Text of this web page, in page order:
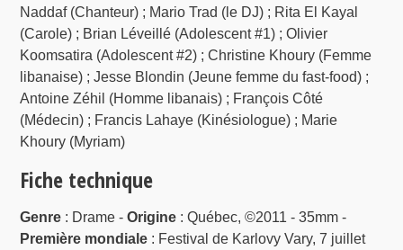
Naddaf (Chanteur) ; Mario Trad (le DJ) ; Rita El Kayal
(Carole) ; Brian Léveillé (Adolescent #1) ; Olivier
Koomsatira (Adolescent #2) ; Christine Khoury (Femme
libanaise) ; Jesse Blondin (Jeune femme du fast-food) ;
Antoine Zéhil (Homme libanais) ; François Côté
(Médecin) ; Francis Lahaye (Kinésiologue) ; Marie
Khoury (Myriam)
Fiche technique
Genre : Drame -Origine : Québec, ©2011 - 35mm -
Première mondiale : Festival de Karlovy Vary, 7 juillet